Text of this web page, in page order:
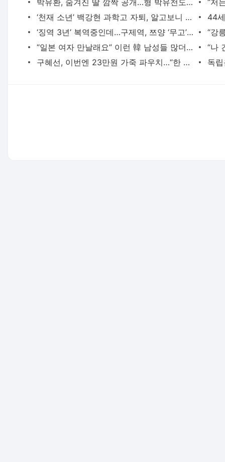
박유환, 숨겨진 딸 깜짝 공개…형 박유천도 “사랑해”
‘천재 소년’ 백강현 과학고 자퇴, 알고보니 학폭 피해…“많이 울었다”
‘징역 3년’ 복역중인데…구제역, 쯔양 ‘무고’ 혐의로 송치
“일본 여자 만날래요” 이런 韓 남성들 많더니…대박 난 회사
구혜선, 이번엔 23만원 가죽 파우치…“한 땀 한 땀 그렸다”